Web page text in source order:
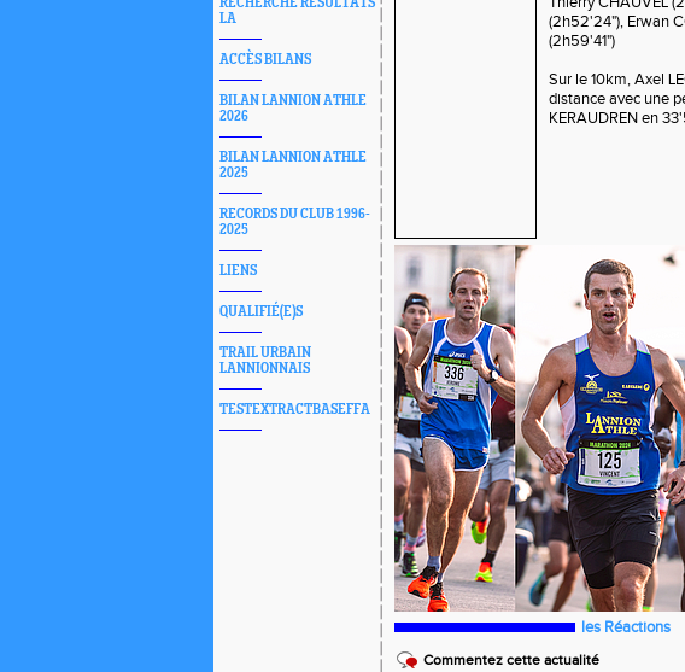
LA
ACCÈS BILANS
BILAN LANNION ATHLE
2026
BILAN LANNION ATHLE
2025
RECORDS DU CLUB 1996-
2025
LIENS
QUALIFIÉ(E)S
TRAIL URBAIN
LANNIONNAIS
TESTEXTRACTBASEFFA
(2h52'24"), Erwan
(2h59'41")
Sur le 10km, Axel
distance avec une
KERAUDREN en
les Réactions
Commentez cette actualité